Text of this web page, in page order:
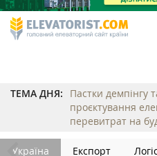
ТЕМА ДНЯ:
Пастки демпінгу
проєктування
перевитрат на
Україна Експорт